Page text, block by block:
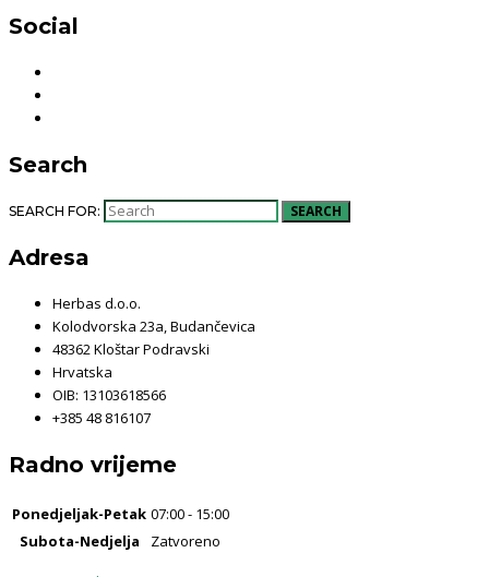
Social
Search
SEARCH FOR: SEARCH
Adresa
Herbas d.o.o.
Kolodvorska 23a, Budančevica
48362 Kloštar Podravski
Hrvatska
OIB: 13103618566
+385 48 816107
Radno vrijeme
Ponedjeljak-Petak 07:00 - 15:00
Subota-Nedjelja
Zatvoreno